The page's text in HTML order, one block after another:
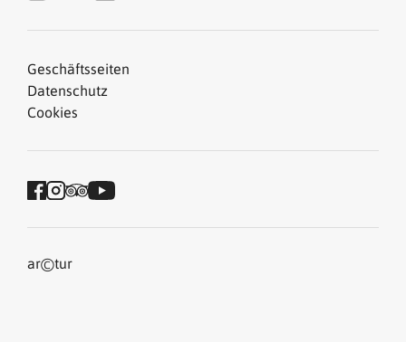
Geschäftsseiten
Datenschutz
Cookies
ar©tur